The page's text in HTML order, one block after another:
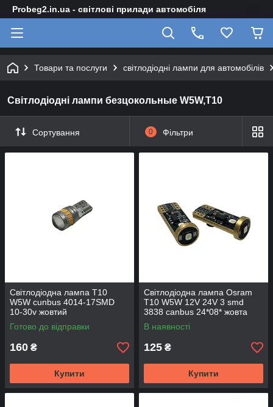
Probeg2.in.ua - світлові прилади автомобіля
Товари та послуги світлодіодні лампи для автомобілів
Світлодіодні лампи безцокольные W5W,T10
Сортування 0 Фільтри
Світлодіодна лампа T10
W5W cunbus 4014-17SMD
10-30v жовтий
Готово до відправки
160 ₴
Купити
Світлодіодна лампа Osram
T10 W5W 12V 24V 3 smd
3838 canbus 24*08* жовта
В наявності
125 ₴
Купити